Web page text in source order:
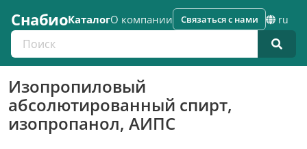
СнабиоКаталогО компании
Поиск по каталогу
Связаться с нами ru
Изопропиловый
абсолютированный спирт,
изопропанол, АИПС